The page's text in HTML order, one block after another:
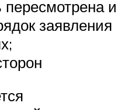
и
заявления